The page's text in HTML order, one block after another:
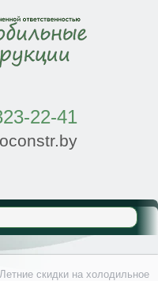
22-41
скидки на холодильное